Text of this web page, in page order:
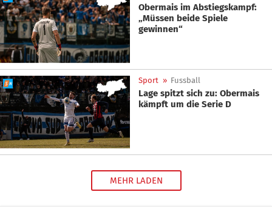
Obermais im Abstiegskampf:
„Müssen beide Spiele
gewinnen“
Sport » Fussball
Lage spitzt sich zu: Obermais
kämpft um die Serie D
MEHR LADEN